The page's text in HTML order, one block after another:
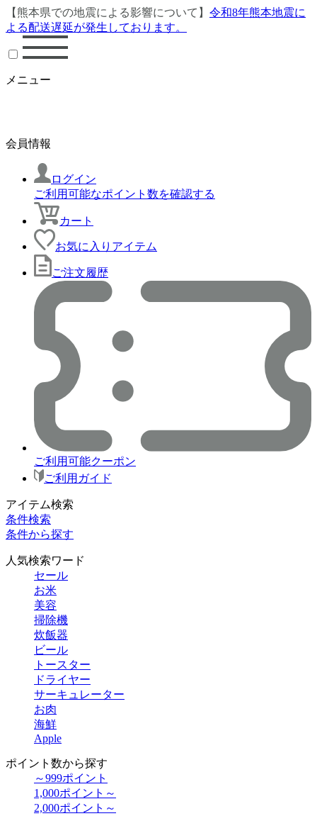
【熊本県での地震による影響について】 令和8年熊本地震に
よる配送遅延が発生しております。
メニュー
会員情報
ログイン
ご利用可能なポイント数を確認する
カート
お気に入りアイテム
ご注文履歴
ご利用可能クーポン
ご利用ガイド
アイテム検索
条件検索
条件から探す
人気検索ワード
セール
お米
美容
掃除機
炊飯器
ビール
トースター
ドライヤー
サーキュレーター
お肉
海鮮
Apple
ポイント数から探す
～999ポイント
1,000ポイント～
2,000ポイント～